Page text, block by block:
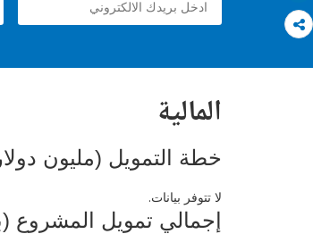
المالية
خطة التمويل (مليون
لا تتوفر بيانات.
إجمالي تمويل المشروع